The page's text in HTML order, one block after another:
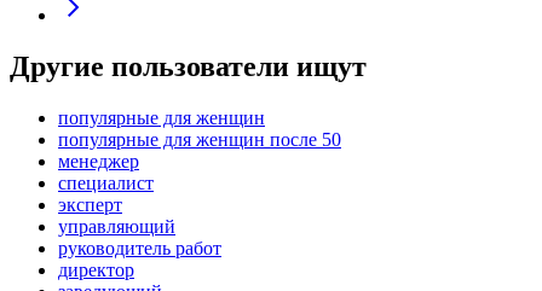
Другие пользователи ищут
популярные для женщин
популярные для женщин после 50
менеджер
специалист
эксперт
управляющий
руководитель работ
директор